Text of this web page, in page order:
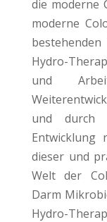
die moderne
moderne
Hydro-
und
und durch
Entwicklung
dieser und
Welt der
Darm
Hydro-